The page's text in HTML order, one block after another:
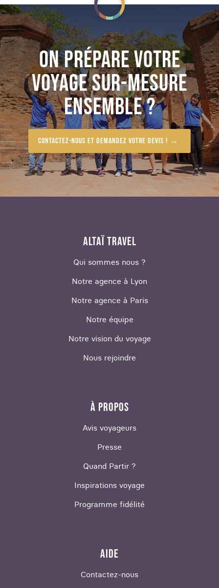
ON PRÉPARE VOTRE
VOYAGE SUR-MESURE
ENSEMBLE ?
Contactez-nous et demandez votre devis !
ALTAÏ TRAVEL
Qui sommes nous ?
Notre agence à Lyon
Notre agence à Paris
Notre équipe
Notre vision du voyage
Nous rejoindre
À PROPOS
Avis voyageurs
Presse
Quand Partir ?
Inspirations voyage
Programme fidélité
AIDE
Contactez-nous